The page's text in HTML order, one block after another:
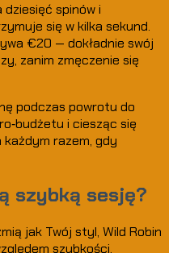
spinów i
się w kilka sekund.
€20 — dokładnie swój
zanim zmęczenie się
podczas powrotu do
i ciesząc się
razem, gdy
szybką sesję?
jak Twój styl, Wild Robin
szybkości,